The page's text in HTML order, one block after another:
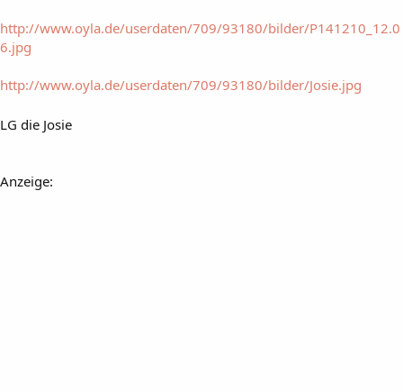
http://www.oyla.de/userdaten/709/93180/bilder/P141210_12.0
6.jpg
http://www.oyla.de/userdaten/709/93180/bilder/Josie.jpg
LG die Josie
Anzeige: